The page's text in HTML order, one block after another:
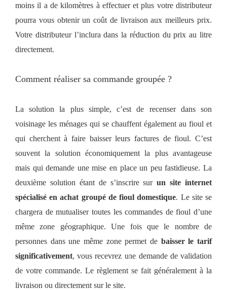
moins il a de kilomètres à effectuer et plus votre distributeur
pourra vous obtenir un coût de livraison aux meilleurs prix.
Votre distributeur l’inclura dans la réduction du prix au litre
directement.
Comment réaliser sa commande groupée ?
La solution la plus simple, c’est de recenser dans son
voisinage les ménages qui se chauffent également au fioul et
qui cherchent à faire baisser leurs factures de fioul. C’est
souvent la solution économiquement la plus avantageuse
mais qui demande une mise en place un peu fastidieuse. La
deuxième solution étant de s’inscrire surun site internet
spécialisé en achat groupé de fioul domestique. Le site se
chargera de mutualiser toutes les commandes de fioul d’une
même zone géographique. Une fois que le nombre de
personnes dans une même zone permet de baisser le tarif
significativement, vous recevrez une demande de validation
de votre commande. Le règlement se fait généralement à la
livraison ou directement sur le site.